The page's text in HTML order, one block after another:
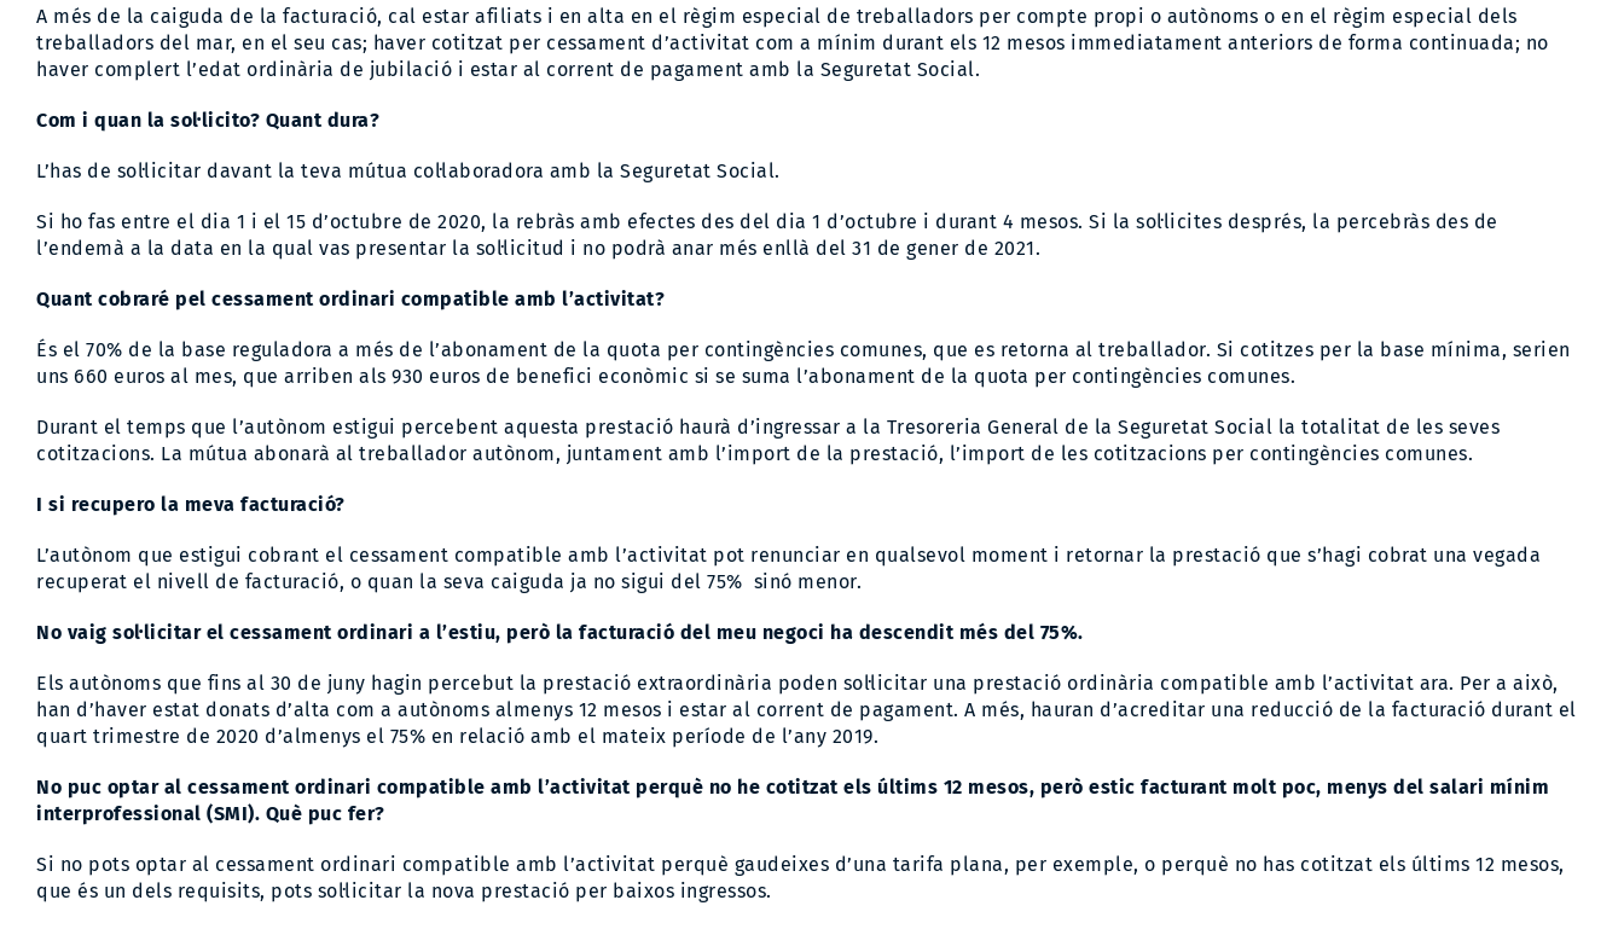
A més de la caiguda de la facturació, cal estar afiliats i en alta en el règim especial de treballadors per compte propi o autònoms o en el règim especial dels
treballadors del mar, en el seu cas; haver cotitzat per cessament d’activitat com a mínim durant els 12 mesos immediatament anteriors de forma continuada; no
haver complert l’edat ordinària de jubilació i estar al corrent de pagament amb la Seguretat Social.
Com i quan la sol·licito? Quant dura?
L’has de sol·licitar davant la teva mútua col·laboradora amb la Seguretat Social.
Si ho fas entre el dia 1 i el 15 d’octubre de 2020, la rebràs amb efectes des del dia 1 d’octubre i durant 4 mesos. Si la sol·licites després, la percebràs des de
l’endemà a la data en la qual vas presentar la sol·licitud i no podrà anar més enllà del 31 de gener de 2021.
Quant cobraré pel cessament ordinari compatible amb l’activitat?
És el 70% de la base reguladora a més de l’abonament de la quota per contingències comunes, que es retorna al treballador. Si cotitzes per la base mínima, serien
uns 660 euros al mes, que arriben als 930 euros de benefici econòmic si se suma l’abonament de la quota per contingències comunes.
Durant el temps que l’autònom estigui percebent aquesta prestació haurà d’ingressar a la Tresoreria General de la Seguretat Social la totalitat de les seves
cotitzacions. La mútua abonarà al treballador autònom, juntament amb l’import de la prestació, l’import de les cotitzacions per contingències comunes.
I si recupero la meva facturació?
L’autònom que estigui cobrant el cessament compatible amb l’activitat pot renunciar en qualsevol moment i retornar la prestació que s’hagi cobrat una vegada
recuperat el nivell de facturació, o quan la seva caiguda ja no sigui del 75% sinó menor.
No vaig sol·licitar el cessament ordinari a l’estiu, però la facturació del meu negoci ha descendit més del 75%.
Els autònoms que fins al 30 de juny hagin percebut la prestació extraordinària poden sol·licitar una prestació ordinària compatible amb l’activitat ara. Per a això,
han d’haver estat donats d’alta com a autònoms almenys 12 mesos i estar al corrent de pagament. A més, hauran d’acreditar una reducció de la facturació durant el
quart trimestre de 2020 d’almenys el 75% en relació amb el mateix període de l’any 2019.
No puc optar al cessament ordinari compatible amb l’activitat perquè no he cotitzat els últims 12 mesos, però estic facturant molt poc, menys del salari mínim
interprofessional (SMI). Què puc fer?
Si no pots optar al cessament ordinari compatible amb l’activitat perquè gaudeixes d’una tarifa plana, per exemple, o perquè no has cotitzat els últims 12 mesos,
que és un dels requisits, pots sol·licitar la nova prestació per baixos ingressos.